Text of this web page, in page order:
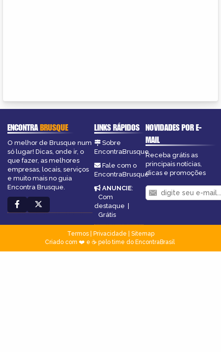
ENCONTRABRUSQUE
O melhor de Brusque num
só lugar! Dicas, onde ir, o
que fazer, as melhores
empresas, locais, serviços
e muito mais no guia
Encontra Brusque.
LINKS RÁPIDOS
Sobre
EncontraBrusque
Fale com o
EncontraBrusque
ANUNCIE:
Com
destaque |
Grátis
NOVIDADES POR E-
MAIL
Receba grátis as
principais notícias,
dicas e promoções
Termos| Privacidade
Sitemap
Criado com ❤️ e ☕ pelo time do EncontraBrasil